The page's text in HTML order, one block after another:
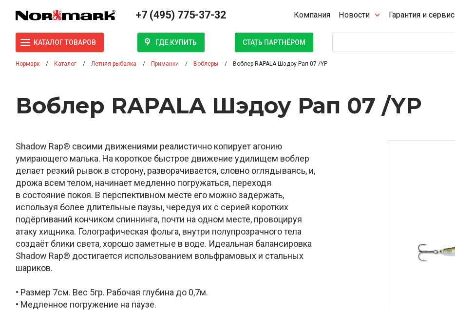
+7 (495) 775-37-32 Компания Новости Гарантия и сервис
КАТАЛОГ ТОВАРОВ ГДЕ КУПИТЬ СТАТЬ ПАРТНЁРОМ
Нормарк Каталог Летняя рыбалка Приманки Воблеры Воблер RAPALA Шэдоу Рап 07 /YP
Воблер RAPALA Шэдоу Рап 07 /YP
Shadow Rap® своими движениями реалистично копирует агонию
умирающего малька. На короткое быстрое движение удилищем воблер
делает резкий рывок в сторону, разворачивается, словно оглядываясь, и,
дрожа всем телом, начинает медленно погружаться, переходя
в состояние покоя. В перспективном месте его можно задержать,
используя более длительные паузы, чередуя их с серией коротких
подёргиваний кончиком спиннинга, почти на одном месте, провоцируя
атаку хищника. Голографическая фольга, внутри полупрозрачного тела
создаёт блики света, хорошо заметные в воде. Идеальная балансировка
Shadow Rap® достигается использованием вольфрамовых и стальных
шариков.
• Размер 7см. Вес 5гр. Рабочая глубина до 0,7м.
• Медленное погружение на паузе.